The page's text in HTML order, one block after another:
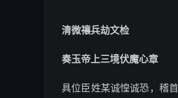
清微禳兵劫文检
奏玉帝上三境伏魔心章
具位臣姓某诚惶诚恐，稽